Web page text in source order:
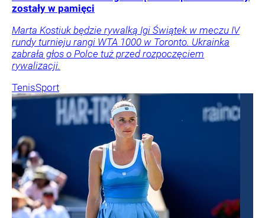
zostały w pamięci
Marta Kostiuk będzie rywalką Igi Świątek w meczu IV
rundy turnieju rangi WTA 1000 w Toronto. Ukrainka
zabrała głos o Polce tuż przed rozpoczęciem
rywalizacji.
TenisSport